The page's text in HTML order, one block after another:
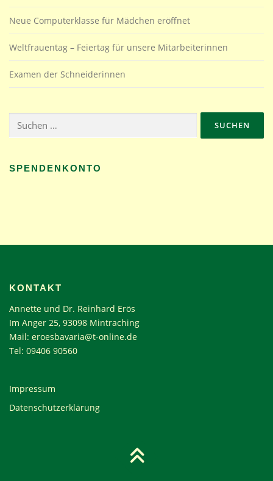
Neue Computerklasse für Mädchen eröffnet
Weltfrauentag – Feiertag für unsere Mitarbeiterinnen
Examen der Schneiderinnen
nach:
SPENDENKONTO
KONTAKT
Annette und Dr. Reinhard Erös
Im Anger 25, 93098 Mintraching
Mail: eroesbavaria@t-online.de
Tel: 09406 90560
Impressum
Datenschutzerklärung